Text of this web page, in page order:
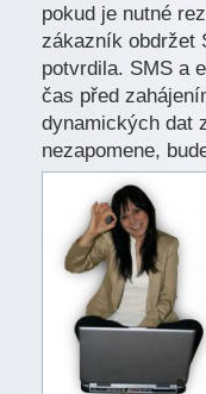
pokud je nutné
zákazník obdržet
potvrdila. SMS a
čas před
dynamických dat
nezapomene,